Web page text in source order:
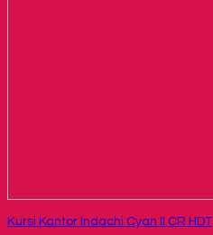
Kursi Kantor Indachi Cyan II CR HDT